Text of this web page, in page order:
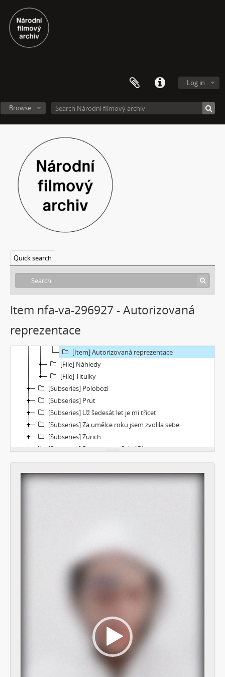
Log in
Browse
Quick search
Item nfa-va-296927 - Autorizovaná
reprezentace
[Subseries] Talk & Twerk
[Subseries] O ničem jiném
[Subseries] Motýl v tunelu
[Subseries] Moře v zrcadle
[Subseries] Květomluva
[Subseries] Prohnutá dlažba
[Subseries] Už nikdy tenhle balvan
[Subseries] Hranice – otázka bez odpovědi
[Subseries] Můj osobní „nekonečný“ vektor
[Subseries] Metrofilm
[Subseries] Neznámý zůstal neznámý
[Subseries] Rituální vražda pitomého úsměvu
[Subseries] Jako z filmu
[Subseries] En plein air 2
[Subseries] Malinko nakouknout
[File] Dokumentace
[File] Filmy
[Item] Autorizovaná reprezentace
[File] Náhledy
[File] Titulky
[Subseries] Polobozi
[Subseries] Prut
[Subseries] Už šedesát let je mi třicet
[Subseries] Za umělce roku jsem zvolila sebe
[Subseries] Zurich
[Subseries] Rozhovor se Sylvií Plath
[Subseries] Jdi pryč. Vrať se
[Subseries] Krabicování
[Subseries] Vystěhování. Nastěhování
[Subseries] It's Buildable
[Subseries] Cesta do školy
[Subseries] Sběratel
[Subseries] Studna
[Subseries] Polednice
[Subseries] 13. revír
[Subseries] Po stopách krve
Video